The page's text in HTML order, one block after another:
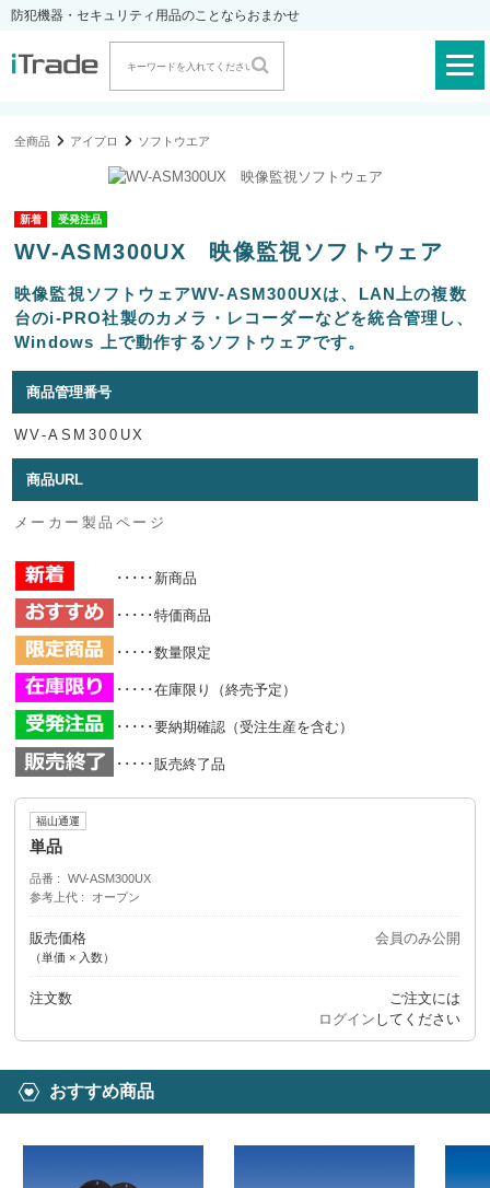
防犯機器・セキュリティ用品のことならおまかせ
全商品 アイプロ ソフトウエア
受発注品
WV-ASM300UX 映像監視ソフトウェア
映像監視ソフトウェアWV-ASM300UXは、LAN上の複数
台のi-PRO社製のカメラ・レコーダーなどを統合管理し、
Windows 上で動作するソフトウェアです。
商品管理番号
WV-ASM300UX
商品URL
メーカー製品ページ
･････新商品
･････特価商品
･････数量限定
･････在庫限り（終売予定）
･････要納期確認（受注生産を含む）
･････販売終了品
福山通運
単品
品番
WV-ASM300UX
参考上代
オープン
販売価格
（単価 × 入数）
会員のみ公開
注文数
ご注文には
ログイン してください
おすすめ商品